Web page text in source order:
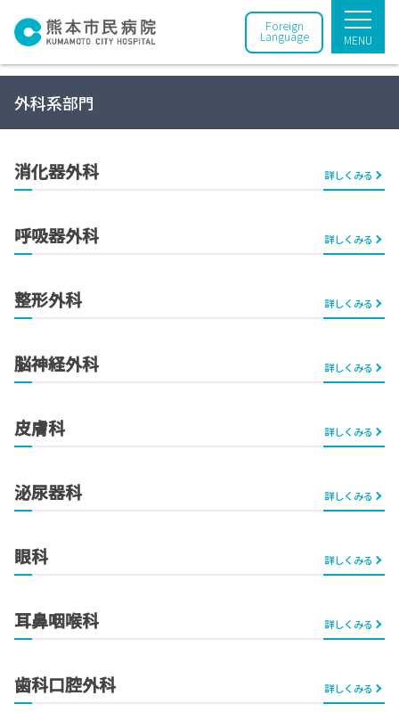
Foreign
Language MENU
外科系部門
消化器外科 詳しくみる
呼吸器外科 詳しくみる
整形外科 詳しくみる
脳神経外科 詳しくみる
皮膚科 詳しくみる
泌尿器科 詳しくみる
眼科 詳しくみる
耳鼻咽喉科 詳しくみる
歯科口腔外科 詳しくみる